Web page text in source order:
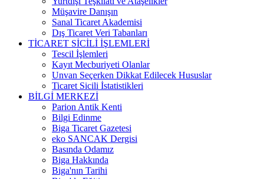
Müşavire Danışın
Sanal Ticaret Akademisi
Dış Ticaret Veri Tabanları
TİCARET SİCİLİ İŞLEMLERİ
Tescil İşlemleri
Kayıt Mecburiyeti Olanlar
Unvan Seçerken Dikkat Edilecek Hususlar
Ticaret Sicili İstatistikleri
BİLGİ MERKEZİ
Parion Antik Kenti
Bilgi Edinme
Biga Ticaret Gazetesi
eko SANCAK Dergisi
Basında Odamız
Biga Hakkında
Biga'nın Tarihi